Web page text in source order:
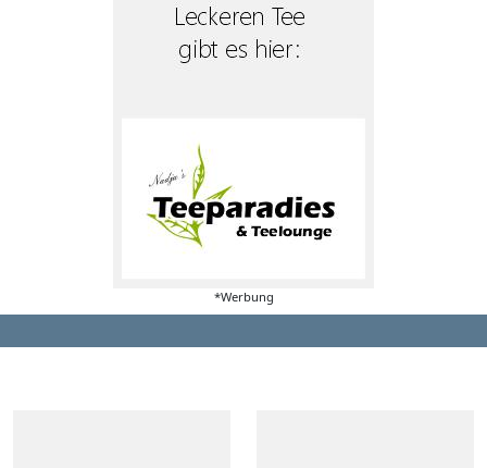
*Werbung